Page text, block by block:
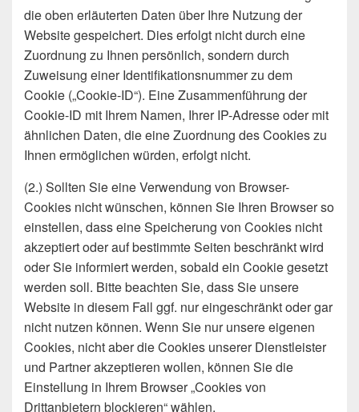
die oben erläuterten Daten über Ihre Nutzung der
Website gespeichert. Dies erfolgt nicht durch eine
Zuordnung zu Ihnen persönlich, sondern durch
Zuweisung einer Identifikationsnummer zu dem
Cookie („Cookie-ID“). Eine Zusammenführung der
Cookie-ID mit Ihrem Namen, Ihrer IP-Adresse oder mit
ähnlichen Daten, die eine Zuordnung des Cookies zu
Ihnen ermöglichen würden, erfolgt nicht.
(2.) Sollten Sie eine Verwendung von Browser-
Cookies nicht wünschen, können Sie Ihren Browser so
einstellen, dass eine Speicherung von Cookies nicht
akzeptiert oder auf bestimmte Seiten beschränkt wird
oder Sie informiert werden, sobald ein Cookie gesetzt
werden soll. Bitte beachten Sie, dass Sie unsere
Website in diesem Fall ggf. nur eingeschränkt oder gar
nicht nutzen können. Wenn Sie nur unsere eigenen
Cookies, nicht aber die Cookies unserer Dienstleister
und Partner akzeptieren wollen, können Sie die
Einstellung in Ihrem Browser „Cookies von
Drittanbietern blockieren“ wählen.